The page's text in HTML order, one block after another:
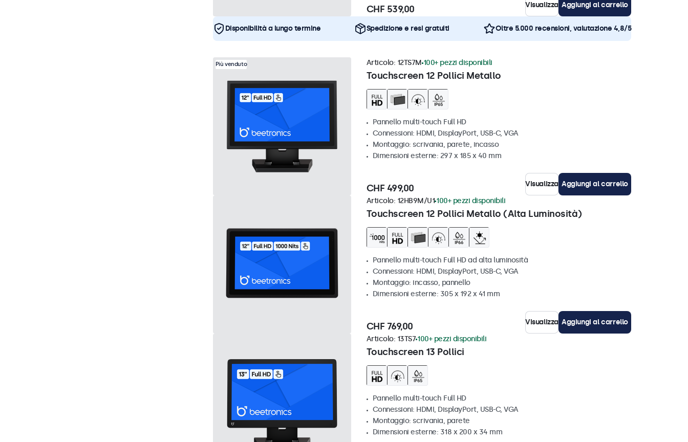
CHF 539,00 Visualizza Aggiungi al carrello
Disponibilità a lungo termine Spedizione e resi gratuiti Oltre 5.000 recensioni, valutazione 4,8/5
Più venduto
Touchscreen 12 Pollici Metallo
Articolo: 12TS7M 100+ pezzi disponibili
Pannello multi-touch Full HD
Connessioni: HDMI, DisplayPort, USB-C, VGA
Montaggio: scrivania, parete, incasso
Dimensioni esterne: 297 x 185 x 40 mm
CHF 499,00 Visualizza Aggiungi al carrello
Touchscreen 12 Pollici Metallo (Alta Luminosità)
Articolo: 12HB9M/U1 100+ pezzi disponibili
Pannello multi-touch Full HD ad alta luminosità
Connessioni: HDMI, DisplayPort, USB-C, VGA
Montaggio: incasso, pannello
Dimensioni esterne: 305 x 192 x 41 mm
CHF 769,00 Visualizza Aggiungi al carrello
Touchscreen 13 Pollici
Articolo: 13TS7 100+ pezzi disponibili
Pannello multi-touch Full HD
Connessioni: HDMI, DisplayPort, USB-C, VGA
Montaggio: scrivania, parete
Dimensioni esterne: 318 x 200 x 34 mm